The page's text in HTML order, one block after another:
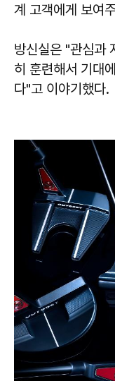
계 고객에게 보여
방신실은 "관심과
히 훈련해서 기대
다"고 이야기했다.